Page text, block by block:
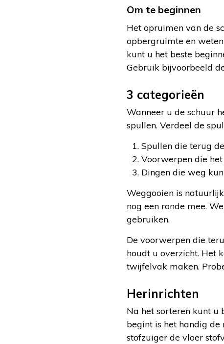
Om te beginnen
Het opruimen van de
opbergruimte en
kunt u het beste
Gebruik bijvoorbeeld
3 categorieën
Wanneer u de schuur
spullen. Verdeel de
Spullen die terug
Voorwerpen die
Dingen die weg
Weggooien is
nog een ronde mee.
gebruiken.
De voorwerpen die
houdt u overzicht. Het
twijfelvak maken.
Herinrichten
Na het sorteren kunt u
begint is het handig
stofzuiger de vloer